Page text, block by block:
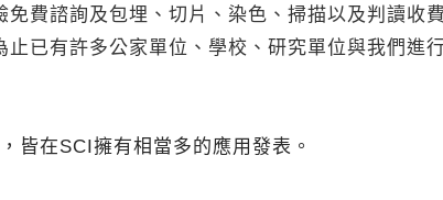
費諮詢及包埋、切片、染色、掃描以及判讀收
已有許多公家單位、學校、研究單位與我們進
在SCI擁有相當多的應用發表。